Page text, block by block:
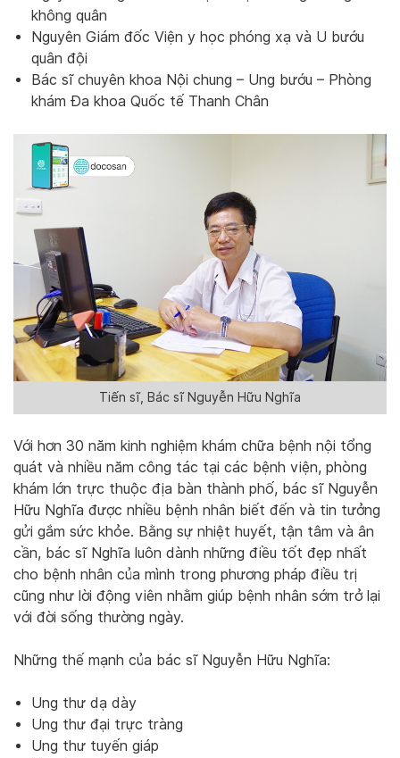
không quân
Nguyên Giám đốc Viện y học phóng xạ và U bướu
quân đội
Bác sĩ chuyên khoa Nội chung – Ung bướu – Phòng
khám Đa khoa Quốc tế Thanh Chân
Tiến sĩ, Bác sĩ Nguyễn Hữu Nghĩa
Với hơn 30 năm kinh nghiệm khám chữa bệnh nội tổng
quát và nhiều năm công tác tại các bệnh viện, phòng
khám lớn trực thuộc địa bàn thành phố, bác sĩ Nguyễn
Hữu Nghĩa được nhiều bệnh nhân biết đến và tin tưởng
gửi gắm sức khỏe. Bằng sự nhiệt huyết, tận tâm và ân
cần, bác sĩ Nghĩa luôn dành những điều tốt đẹp nhất
cho bệnh nhân của mình trong phương pháp điều trị
cũng như lời động viên nhằm giúp bệnh nhân sớm trở lại
với đời sống thường ngày.
Những thế mạnh của bác sĩ Nguyễn Hữu Nghĩa:
Ung thư dạ dày
Ung thư đại trực tràng
Ung thư tuyến giáp